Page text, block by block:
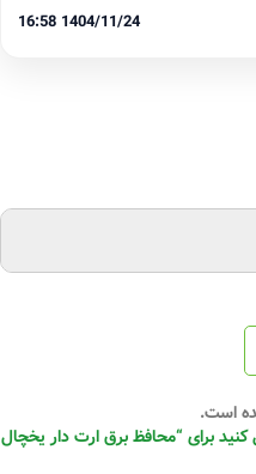
1404/11/24 16:58
است.
برای “محافظ برق ارت دار یخچال